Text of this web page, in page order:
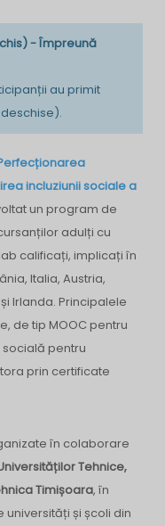
- Împreună
au primit
incluziunii sociale a
un program de
adulți cu
calificați, implicați în
Italia, Austria,
Irlanda. Principalele
de tip MOOC pentru
pentru
prin certificate
în colaborare
Tehnice,
Timișoara, în
și școli din